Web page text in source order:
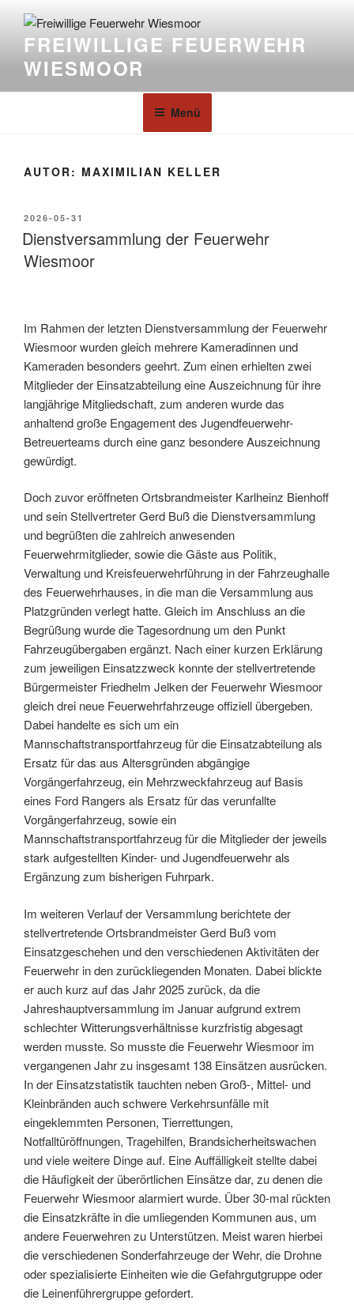
FREIWILLIGE FEUERWEHR
WIESMOOR
Menü
AUTOR: MAXIMILIAN KELLER
2026-05-31
Dienstversammlung der Feuerwehr
Wiesmoor
Im Rahmen der letzten Dienstversammlung der Feuerwehr
Wiesmoor wurden gleich mehrere Kameradinnen und
Kameraden besonders geehrt. Zum einen erhielten zwei
Mitglieder der Einsatzabteilung eine Auszeichnung für ihre
langjährige Mitgliedschaft, zum anderen wurde das
anhaltend große Engagement des Jugendfeuerwehr-
Betreuerteams durch eine ganz besondere Auszeichnung
gewürdigt.
Doch zuvor eröffneten Ortsbrandmeister Karlheinz Bienhoff
und sein Stellvertreter Gerd Buß die Dienstversammlung
und begrüßten die zahlreich anwesenden
Feuerwehrmitglieder, sowie die Gäste aus Politik,
Verwaltung und Kreisfeuerwehrführung in der Fahrzeughalle
des Feuerwehrhauses, in die man die Versammlung aus
Platzgründen verlegt hatte. Gleich im Anschluss an die
Begrüßung wurde die Tagesordnung um den Punkt
Fahrzeugübergaben ergänzt. Nach einer kurzen Erklärung
zum jeweiligen Einsatzzweck konnte der stellvertretende
Bürgermeister Friedhelm Jelken der Feuerwehr Wiesmoor
gleich drei neue Feuerwehrfahrzeuge offiziell übergeben.
Dabei handelte es sich um ein
Mannschaftstransportfahrzeug für die Einsatzabteilung als
Ersatz für das aus Altersgründen abgängige
Vorgängerfahrzeug, ein Mehrzweckfahrzeug auf Basis
eines Ford Rangers als Ersatz für das verunfallte
Vorgängerfahrzeug, sowie ein
Mannschaftstransportfahrzeug für die Mitglieder der jeweils
stark aufgestellten Kinder- und Jugendfeuerwehr als
Ergänzung zum bisherigen Fuhrpark.
Im weiteren Verlauf der Versammlung berichtete der
stellvertretende Ortsbrandmeister Gerd Buß vom
Einsatzgeschehen und den verschiedenen Aktivitäten der
Feuerwehr in den zurückliegenden Monaten. Dabei blickte
er auch kurz auf das Jahr 2025 zurück, da die
Jahreshauptversammlung im Januar aufgrund extrem
schlechter Witterungsverhältnisse kurzfristig abgesagt
werden musste. So musste die Feuerwehr Wiesmoor im
vergangenen Jahr zu insgesamt 138 Einsätzen ausrücken.
In der Einsatzstatistik tauchten neben Groß-, Mittel- und
Kleinbränden auch schwere Verkehrsunfälle mit
eingeklemmten Personen, Tierrettungen,
Notfalltüröffnungen, Tragehilfen, Brandsicherheitswachen
und viele weitere Dinge auf. Eine Auffälligkeit stellte dabei
die Häufigkeit der überörtlichen Einsätze dar, zu denen die
Feuerwehr Wiesmoor alarmiert wurde. Über 30-mal rückten
die Einsatzkräfte in die umliegenden Kommunen aus, um
andere Feuerwehren zu Unterstützen. Meist waren hierbei
die verschiedenen Sonderfahrzeuge der Wehr, die Drohne
oder spezialisierte Einheiten wie die Gefahrgutgruppe oder
die Leinenführergruppe gefordert.